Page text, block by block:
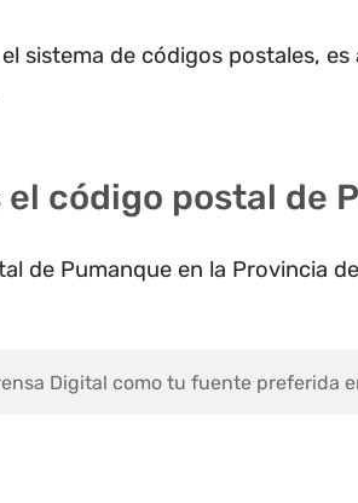
sistema de códigos postales,
el código postal de
de Pumanque en la Provincia
Digital como tu fuente preferida